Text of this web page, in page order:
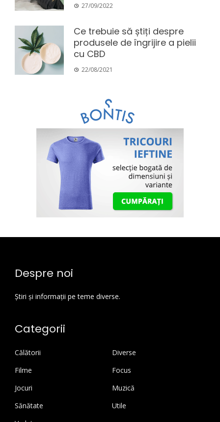
27/09/2022
Ce trebuie să știți despre
produsele de îngrijire a pielii
cu CBD
22/08/2021
Despre noi
Știri și informații pe teme diverse.
Categorii
Călătorii
Diverse
Filme
Focus
Jocuri
Muzică
Sănătate
Utile